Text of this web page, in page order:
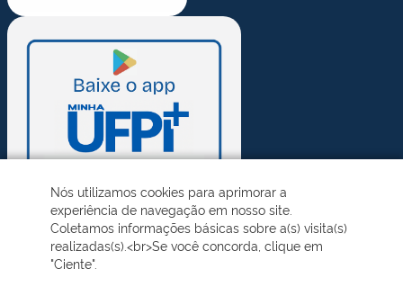
Nós utilizamos cookies para aprimorar a
experiência de navegação em nosso site.
Coletamos informações básicas sobre a(s) visita(s)
realizadas(s).<br>Se você concorda, clique em
"Ciente".